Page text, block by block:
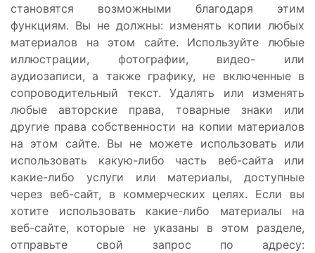
становятся возможными благодаря этим
функциям. Вы не должны: изменять копии любых
материалов на этом сайте. Используйте любые
иллюстрации, фотографии, видео- или
аудиозаписи, а также графику, не включенные в
сопроводительный текст. Удалять или изменять
любые авторские права, товарные знаки или
другие права собственности на копии материалов
на этом сайте. Вы не можете использовать или
использовать какую-либо часть веб-сайта или
какие-либо услуги или материалы, доступные
через веб-сайт, в коммерческих целях. Если вы
хотите использовать какие-либо материалы на
веб-сайте, которые не указаны в этом разделе,
отправьте свой запрос по адресу: